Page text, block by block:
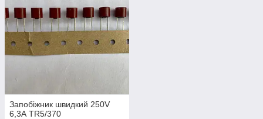
Запобіжник швидкий 250V
6,3А TR5/370